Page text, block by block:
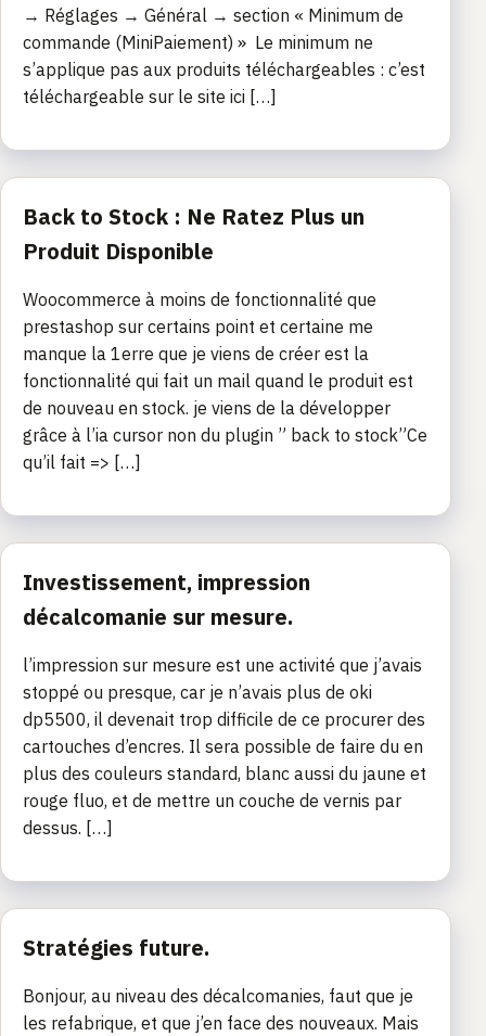
→ Réglages → Général → section « Minimum de
commande (MiniPaiement) » Le minimum ne
s’applique pas aux produits téléchargeables : c’est
téléchargeable sur le site ici […]
Back to Stock : Ne Ratez Plus un
Produit Disponible
Woocommerce à moins de fonctionnalité que
prestashop sur certains point et certaine me
manque la 1erre que je viens de créer est la
fonctionnalité qui fait un mail quand le produit est
de nouveau en stock. je viens de la développer
grâce à l’ia cursor non du plugin ” back to stock”Ce
qu’il fait => […]
Investissement, impression
décalcomanie sur mesure.
l’impression sur mesure est une activité que j’avais
stoppé ou presque, car je n’avais plus de oki
dp5500, il devenait trop difficile de ce procurer des
cartouches d’encres. Il sera possible de faire du en
plus des couleurs standard, blanc aussi du jaune et
rouge fluo, et de mettre un couche de vernis par
dessus. […]
Stratégies future.
Bonjour, au niveau des décalcomanies, faut que je
les refabrique, et que j’en face des nouveaux. Mais